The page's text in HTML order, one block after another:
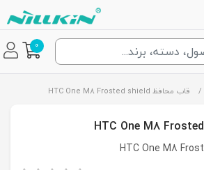
0
/ قاب محافظ HTC One M8 Frosted shield